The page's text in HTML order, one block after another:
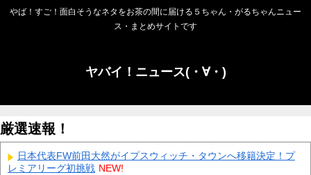
やば！すご！面白そうなネタをお茶の間に届ける５ちゃん・がるちゃんニュー
ス・まとめサイトです
ヤバイ！ニュース(・∀・)
厳選速報！
日本代表FW前田大然がイプスウィッチ・タウンへ移籍決定！プ
レミアリーグ初挑戦 NEW!